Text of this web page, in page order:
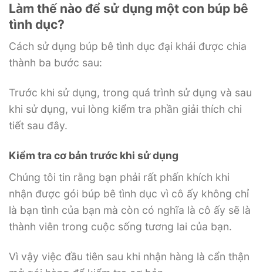
Làm thế nào để sử dụng một con búp bê
tình dục?
Cách sử dụng búp bê tình dục đại khái được chia
thành ba bước sau:
Trước khi sử dụng, trong quá trình sử dụng và sau
khi sử dụng, vui lòng kiểm tra phần giải thích chi
tiết sau đây.
Kiểm tra cơ bản trước khi sử dụng
Chúng tôi tin rằng bạn phải rất phấn khích khi
nhận được gói búp bê tình dục vì cô ấy không chỉ
là bạn tình của bạn mà còn có nghĩa là cô ấy sẽ là
thành viên trong cuộc sống tương lai của bạn.
Vì vậy việc đầu tiên sau khi nhận hàng là cẩn thận